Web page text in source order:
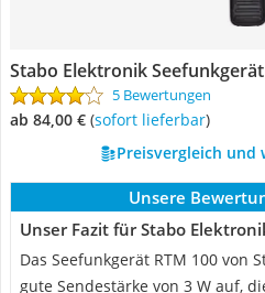
Stabo Elektronik Seefunkgerät
5 Bewertungen
ab 84,00 € ( Sofort lieferbar)
Preisvergleich und
Unsere
Unser Fazit für Stabo
Das Seefunkgerät RTM 100 von
gute Sendestärke von 3 W auf,